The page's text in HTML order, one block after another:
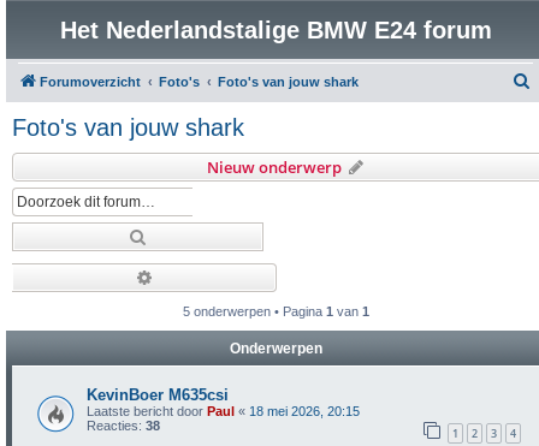
Het Nederlandstalige BMW E24 forum
Forumoverzicht Foto's Foto's van jouw shark
Foto's van jouw shark
Nieuw onderwerp
5 onderwerpen • Pagina 1 van 1
Onderwerpen
KevinBoer M635csi
Laatste bericht door Paul « 18 mei 2026, 20:15
Reacties: 38 1 2 3 4